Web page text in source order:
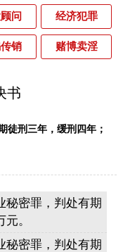
图
问 经济犯罪
销 赌博卖淫
书
徒刑三年，缓刑四年；
秘密罪，判处有期
。
秘密罪，判处有期